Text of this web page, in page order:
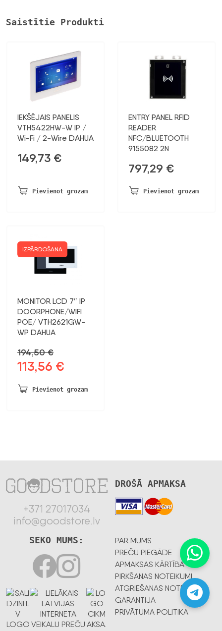
Saistītie Produkti
IEKŠĒJAIS PANELIS
VTH5422HW-W IP /
Wi-Fi / 2-Wire DAHUA
149,73 €
Pievienot grozam
ENTRY PANEL RFID
READER
NFC/BLUETOOTH
9155082 2N
797,29 €
Pievienot grozam
IZPĀRDOŠANA
MONITOR LCD 7″ IP
DOORPHONE/WIFI
POE/ VTH2621GW-
WP DAHUA
194,50€
Sākotnējā
bija:
113,56 €
ir:
Pievienot grozam
+371 27017034
info@goodstore.lv
DROŠĀ APMAKSA
PAR MUMS
PREČU PIEGĀDE
APMAKSAS KĀRTĪBA
PIRKŠANAS NOTEIKUMI
ATGRIEŠANAS NOTEIKUMI
GARANTIJA
PRIVĀTUMA POLITIKA
SEKO MUMS: